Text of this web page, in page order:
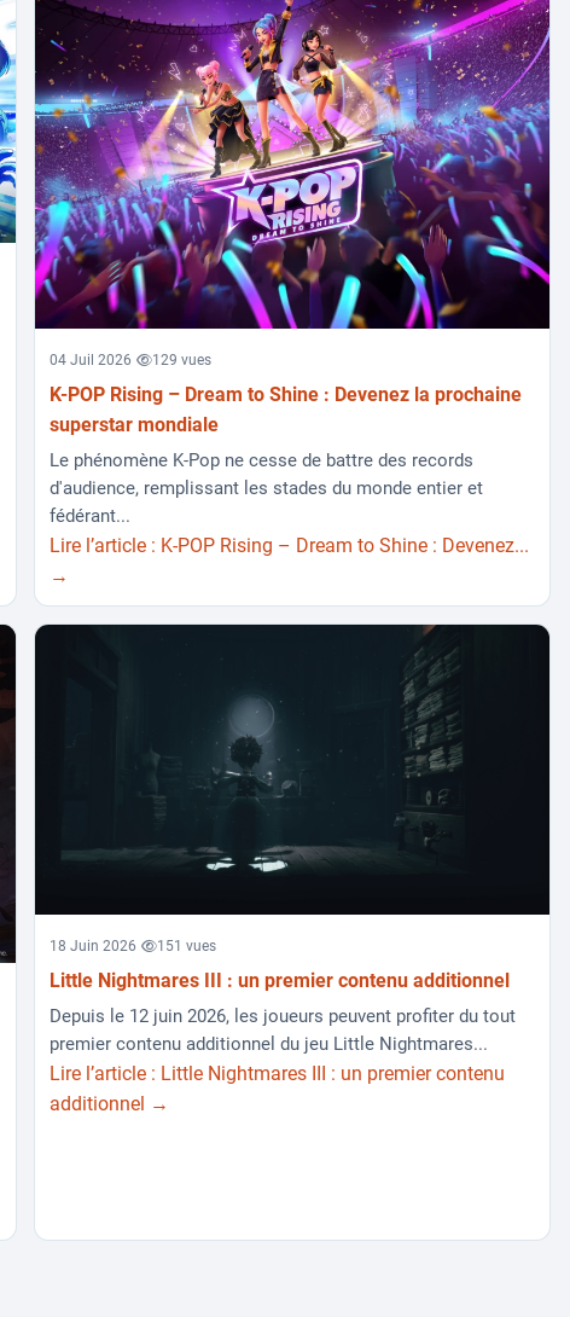
04 Juil 2026 129 vues
K-POP Rising – Dream to Shine : Devenez la prochaine
superstar mondiale
Le phénomène K-Pop ne cesse de battre des records
d'audience, remplissant les stades du monde entier et
fédérant...
Lire l’article : K-POP Rising – Dream to Shine : Devenez...
→
18 Juin 2026 151 vues
Little Nightmares III : un premier contenu additionnel
Depuis le 12 juin 2026, les joueurs peuvent profiter du tout
premier contenu additionnel du jeu Little Nightmares...
Lire l’article : Little Nightmares III : un premier contenu
additionnel →